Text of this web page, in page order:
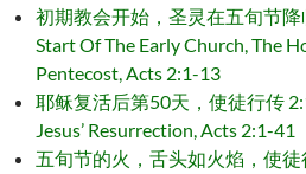
初期教会开始，圣灵在五旬节
Start Of The Early Church, The
Pentecost, Acts 2:1-13
耶稣复活后第50天，使徒行传
Jesus’ Resurrection, Acts 2:1-41
五旬节的火，舌头如火焰，使